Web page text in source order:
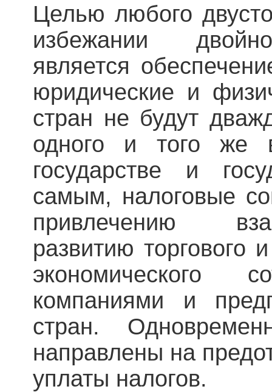
Целью любого
избежании
является
юридические и
стран не будут
одного и того же
государстве и
самым, налоговые
привлечению
развитию торгового
экономического
компаниями и
стран.
направлены на
уплаты налогов.